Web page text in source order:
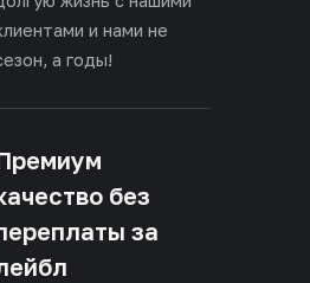
и нами не
а годы!
без
за